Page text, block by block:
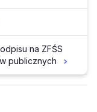
na ZFŚS
publicznych